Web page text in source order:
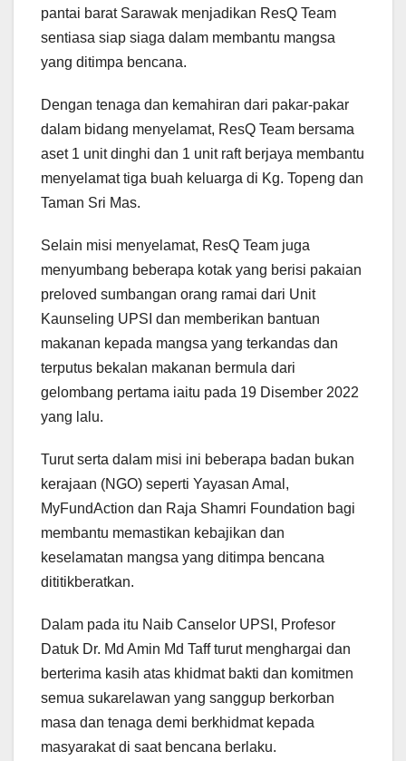
pantai barat Sarawak menjadikan ResQ Team
sentiasa siap siaga dalam membantu mangsa
yang ditimpa bencana.
Dengan tenaga dan kemahiran dari pakar-pakar
dalam bidang menyelamat, ResQ Team bersama
aset 1 unit dinghi dan 1 unit raft berjaya membantu
menyelamat tiga buah keluarga di Kg. Topeng dan
Taman Sri Mas.
Selain misi menyelamat, ResQ Team juga
menyumbang beberapa kotak yang berisi pakaian
preloved sumbangan orang ramai dari Unit
Kaunseling UPSI dan memberikan bantuan
makanan kepada mangsa yang terkandas dan
terputus bekalan makanan bermula dari
gelombang pertama iaitu pada 19 Disember 2022
yang lalu.
Turut serta dalam misi ini beberapa badan bukan
kerajaan (NGO) seperti Yayasan Amal,
MyFundAction dan Raja Shamri Foundation bagi
membantu memastikan kebajikan dan
keselamatan mangsa yang ditimpa bencana
dititikberatkan.
Dalam pada itu Naib Canselor UPSI, Profesor
Datuk Dr. Md Amin Md Taff turut menghargai dan
berterima kasih atas khidmat bakti dan komitmen
semua sukarelawan yang sanggup berkorban
masa dan tenaga demi berkhidmat kepada
masyarakat di saat bencana berlaku.